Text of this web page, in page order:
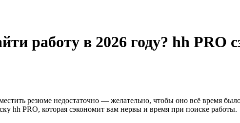
работу в 2026 году? hh
резюме недостаточно — желательно, чтобы оно всё время
hh PRO, которая сэкономит вам нервы и время при поиске работы.